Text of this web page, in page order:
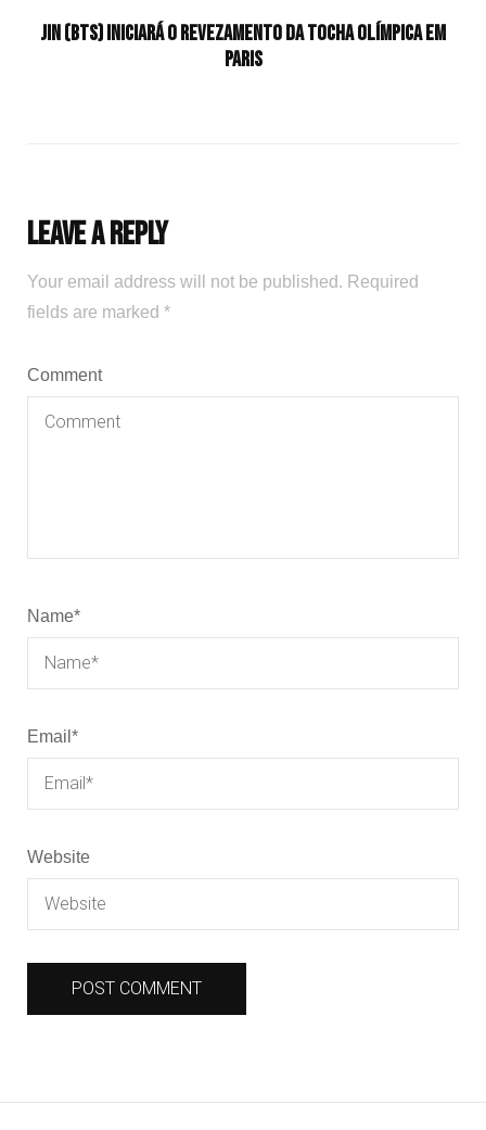
Jin (BTS) iniciará o revezamento da tocha olímpica em
Paris
Leave a Reply
Your email address will not be published. Required
fields are marked *
Comment
Name*
Email *
Website